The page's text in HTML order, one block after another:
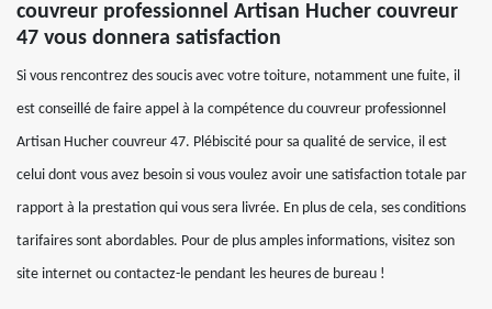
couvreur professionnel Artisan Hucher couvreur
47 vous donnera satisfaction
Si vous rencontrez des soucis avec votre toiture, notamment une fuite, il
est conseillé de faire appel à la compétence du couvreur professionnel
Artisan Hucher couvreur 47. Plébiscité pour sa qualité de service, il est
celui dont vous avez besoin si vous voulez avoir une satisfaction totale par
rapport à la prestation qui vous sera livrée. En plus de cela, ses conditions
tarifaires sont abordables. Pour de plus amples informations, visitez son
site internet ou contactez-le pendant les heures de bureau !